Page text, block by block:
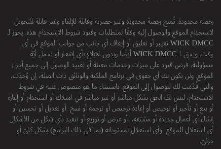
رخصة محدودة. تُمنح رخصة محدودة وغير حصرية وقابلة للإلغاء وغير قابلة للتحويل
لاستخدام الموقع والوصول إليه وفقًا لمتطلبات وقيود شروط الاستخدام هذه. يجوز لـ
WICK DMCC تغيير أو تعليق أو إيقاف أي جانب من جوانب الموقع في أي
وقت. ويحق لـ WICK DMCC أيضًا وبدون الابلاغ بأي إشعار أو تحمل أيّة
مسؤولية، فرض قيود على ميزات وخدمات معينة أو تقييد الوصول إلى جميع أجزاء
الموقع. ولن يكون لك أي حقوق في برنامج الملكية والوثائق ذات الصلة، إن وُجدَت،
والتي قُدّمَت لك للوصول إلى الموقع. باستثناء ما هو منصوص عليه في شروط
الاستخدام، ليس لك الحق بشكل مباشر أو غير مباشر في امتلاك أو استخدام أو إعارة
أو بيع أو تأجير أو ترخيص أو إعادة ترخيص أو ترجمة أو نسخ أو تعديل أو تحسين أو
إنشاء أي أعمال جديدة أو مشتقة، أو عرض أو توزيع أو تنفيذ بأي شكل من الأشكال
أي استغلال للموقع وأي استغلال لمحتوياته (بما في ذلك البرامج) بشكل كليّ أو
جزئيّ.